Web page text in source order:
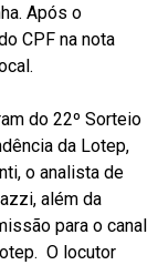
Após o
CPF na nota
do 22º Sorteio
da Lotep,
o analista de
além da
para o canal
O locutor